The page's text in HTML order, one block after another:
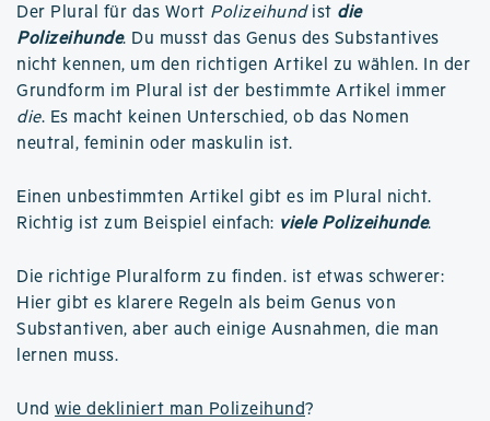
Der Plural für das Wort Polizeihundist die
Polizeihunde. Du musst das Genus des Substantives
nicht kennen, um den richtigen Artikel zu wählen. In der
Grundform im Plural ist der bestimmte Artikel immer
die. Es macht keinen Unterschied, ob das Nomen
neutral, feminin oder maskulin ist.
Einen unbestimmten Artikel gibt es im Plural nicht.
Richtig ist zum Beispiel einfach: viele Polizeihunde.
Die richtige Pluralform zu finden. ist etwas schwerer:
Hier gibt es klarere Regeln als beim Genus von
Substantiven, aber auch einige Ausnahmen, die man
lernen muss.
Und wie dekliniert man Polizeihund?